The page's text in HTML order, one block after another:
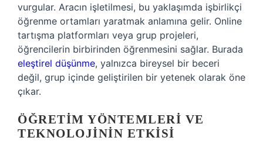
vurgular. Aracın işletilmesi, bu yaklaşımda işbirlikçi
öğrenme ortamları yaratmak anlamına gelir. Online
tartışma platformları veya grup projeleri,
öğrencilerin birbirinden öğrenmesini sağlar. Burada
eleştirel düşünme, yalnızca bireysel bir beceri
değil, grup içinde geliştirilen bir yetenek olarak öne
çıkar.
ÖĞRETIM YÖNTEMLERI VE
TEKNOLOJININ ETKISI